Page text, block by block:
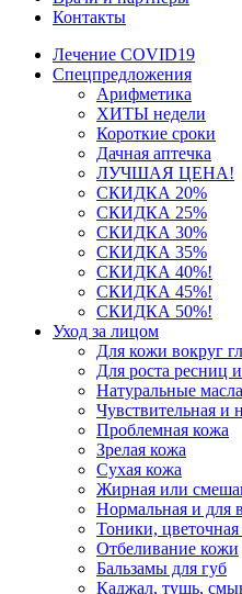
Контакты
Лечение COVID19
Спецпредложения
Арифметика
ХИТЫ недели
Короткие сроки
Дачная аптечка
ЛУЧШАЯ ЦЕНА!
СКИДКА 20%
СКИДКА 25%
СКИДКА 30%
СКИДКА 35%
СКИДКА 40%!
СКИДКА 45%!
СКИДКА 50%!
Уход за лицом
Для кожи вокруг
Для роста ресниц
Натуральные
Чувствительная и
Проблемная кожа
Зрелая кожа
Сухая кожа
Жирная или
Нормальная и для
Тоники, цветочная
Отбеливание кожи
Бальзамы для губ
Каджал, тушь,